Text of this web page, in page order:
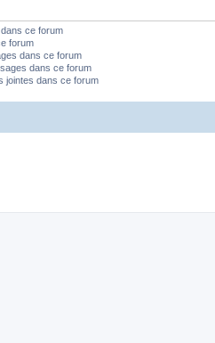
ce forum
forum
dans ce forum
dans ce forum
jointes dans ce forum